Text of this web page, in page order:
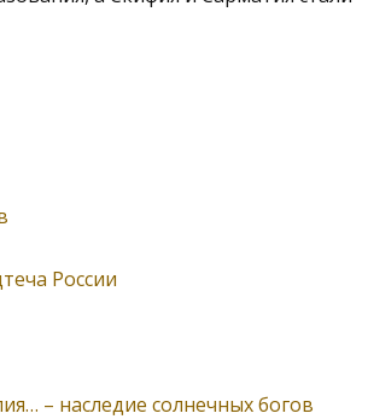
России
– наследие солнечных богов